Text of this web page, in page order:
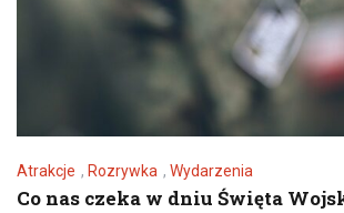
Atrakcje , Rozrywka , Wydarzenia
Co nas czeka w dniu Święta